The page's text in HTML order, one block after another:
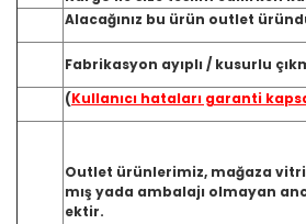
Alacağınız bu ürün outlet
Fabrikasyon ayıplı / kusurlu
(Kullanıcı hataları garanti
Outlet ürünlerimiz, mağaza
mış yada ambalajı olmayan
ektir.